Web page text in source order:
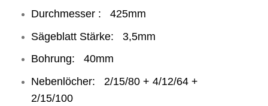
Durchmesser : 425mm
Sägeblatt Stärke: 3,5mm
Bohrung: 40mm
Nebenlöcher: 2/15/80 + 4/12/64 +
2/15/100